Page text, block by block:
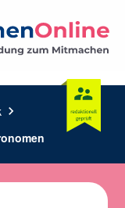
chevron_right